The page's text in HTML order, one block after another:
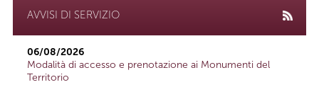
AVVISI DI SERVIZIO
06/08/2026
Modalità di accesso e prenotazione ai Monumenti del
Territorio